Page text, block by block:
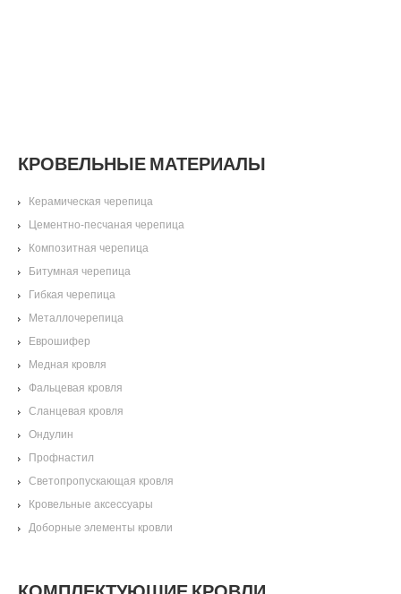
КРОВЕЛЬНЫЕ МАТЕРИАЛЫ
Керамическая черепица
Цементно-песчаная черепица
Композитная черепица
Битумная черепица
Гибкая черепица
Металлочерепица
Еврошифер
Медная кровля
Фальцевая кровля
Сланцевая кровля
Ондулин
Профнастил
Светопропускающая кровля
Кровельные аксессуары
Доборные элементы кровли